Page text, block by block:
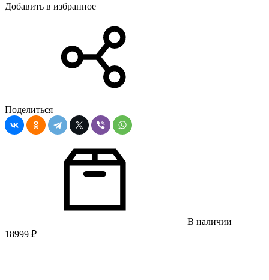
Добавить в избранное
Поделиться
В наличии
18999 ₽